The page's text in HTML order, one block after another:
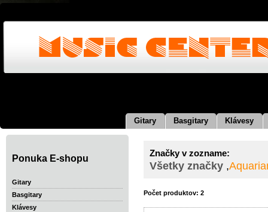
Gitary Basgitary Klávesy
Ponuka E-shopu
Gitary
Basgitary
Klávesy
Značky v zozname:
Všetky značky ,
Počet produktov: 2